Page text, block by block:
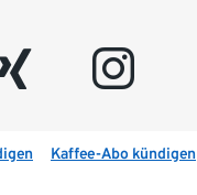
instagram
Kaffee-Abo kündigen